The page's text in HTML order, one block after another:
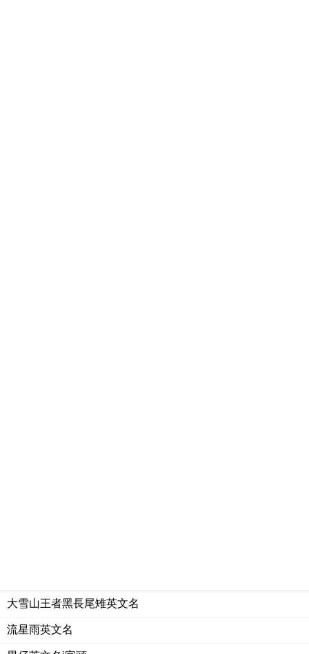
大雪山王者黑長尾雉英文名
流星雨英文名